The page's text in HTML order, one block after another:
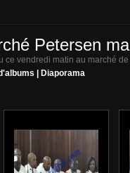
Petersen
ce vendredi matin au marché
Diaporama